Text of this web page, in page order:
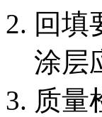
回填
涂层
质量